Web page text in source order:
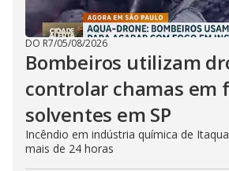
DO R7/05/08/2026
Bombeiros utilizam
controlar chamas em
solventes em SP
Incêndio em indústria química de
mais de 24 horas